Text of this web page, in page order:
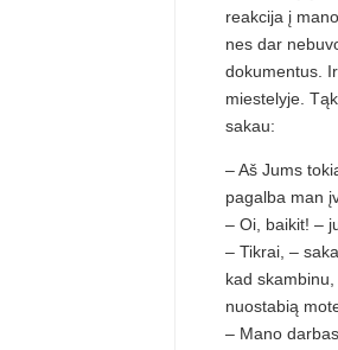
reakcija į
nes dar
dokumentus.
miestelyje.
sakau:
– Aš Jums
pagalba man
– Oi, baikit! –
– Tikrai, –
kad
nuostabią
– Mano